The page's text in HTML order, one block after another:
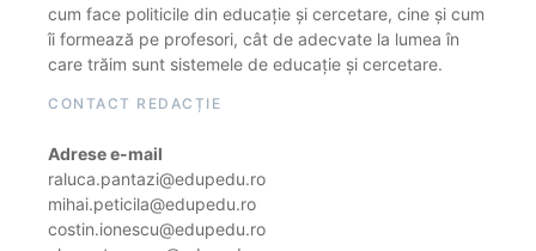
cum face politicile din educație și cercetare, cine și cum
îi formează pe profesori, cât de adecvate la lumea în
care trăim sunt sistemele de educație și cercetare.
CONTACT REDACȚIE
Adrese e-mail
raluca.pantazi@edupedu.ro
mihai.peticila@edupedu.ro
costin.ionescu@edupedu.ro